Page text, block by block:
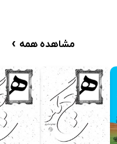
مشاهده همه ›